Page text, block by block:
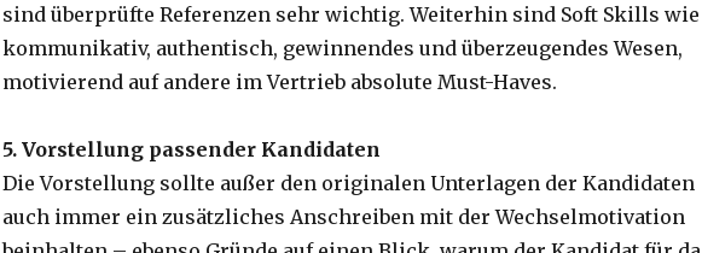
sind überprüfte Referenzen sehr wichtig. Weiterhin sind Soft Skills wie
kommunikativ, authentisch, gewinnendes und überzeugendes Wesen,
motivierend auf andere im Vertrieb absolute Must-Haves.
5. Vorstellung passender Kandidaten
Die Vorstellung sollte außer den originalen Unterlagen der Kandidaten
auch immer ein zusätzliches Anschreiben mit der Wechselmotivation